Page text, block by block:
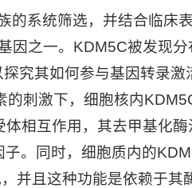
的系统筛选，并结合临床
因之一。KDM5C被发现
究其如何参与基因转录
刺激下，细胞核内
相互作用，其去甲基化
。同时，细胞质内的
并且这种功能是依赖于